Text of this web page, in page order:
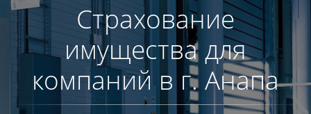
Страхование
имущества для
компаний в г. Анапа